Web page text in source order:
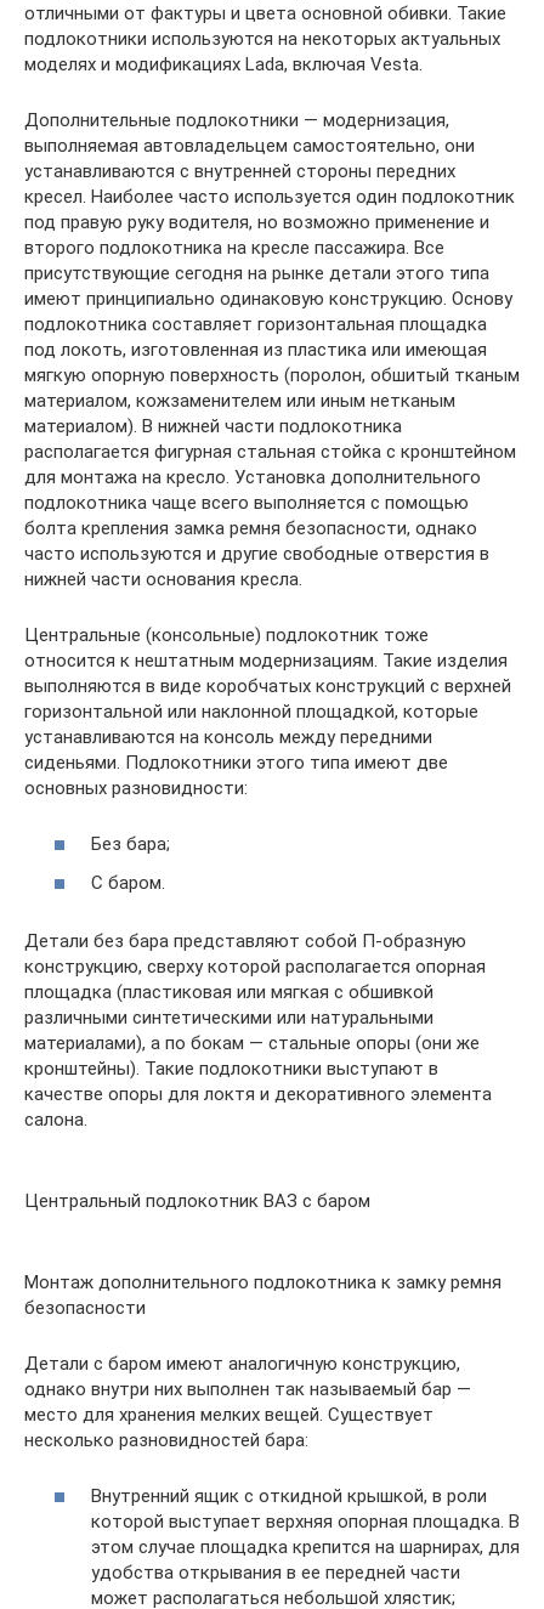
отличными от фактуры и цвета основной обивки. Такие
подлокотники используются на некоторых актуальных
моделях и модификациях Lada, включая Vesta.
Дополнительные подлокотники — модернизация,
выполняемая автовладельцем самостоятельно, они
устанавливаются с внутренней стороны передних
кресел. Наиболее часто используется один подлокотник
под правую руку водителя, но возможно применение и
второго подлокотника на кресле пассажира. Все
присутствующие сегодня на рынке детали этого типа
имеют принципиально одинаковую конструкцию. Основу
подлокотника составляет горизонтальная площадка
под локоть, изготовленная из пластика или имеющая
мягкую опорную поверхность (поролон, обшитый тканым
материалом, кожзаменителем или иным нетканым
материалом). В нижней части подлокотника
располагается фигурная стальная стойка с кронштейном
для монтажа на кресло. Установка дополнительного
подлокотника чаще всего выполняется с помощью
болта крепления замка ремня безопасности, однако
часто используются и другие свободные отверстия в
нижней части основания кресла.
Центральные (консольные) подлокотник тоже
относится к нештатным модернизациям. Такие изделия
выполняются в виде коробчатых конструкций с верхней
горизонтальной или наклонной площадкой, которые
устанавливаются на консоль между передними
сиденьями. Подлокотники этого типа имеют две
основных разновидности:
Без бара;
С баром.
Детали без бара представляют собой П-образную
конструкцию, сверху которой располагается опорная
площадка (пластиковая или мягкая с обшивкой
различными синтетическими или натуральными
материалами), а по бокам — стальные опоры (они же
кронштейны). Такие подлокотники выступают в
качестве опоры для локтя и декоративного элемента
салона.
Центральный подлокотник ВАЗ с баром
Монтаж дополнительного подлокотника к замку ремня
безопасности
Детали с баром имеют аналогичную конструкцию,
однако внутри них выполнен так называемый бар —
место для хранения мелких вещей. Существует
несколько разновидностей бара:
Внутренний ящик с откидной крышкой, в роли
которой выступает верхняя опорная площадка. В
этом случае площадка крепится на шарнирах, для
удобства открывания в ее передней части
может располагаться небольшой хлястик;